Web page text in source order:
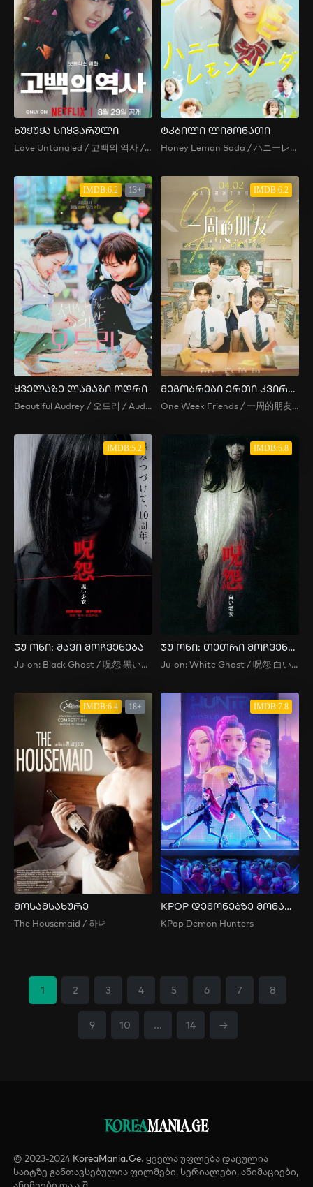
ხუჭუჭა სიყვარული
Love Untangled / 고백의 역사 / History of Confession / Gobaekui Yeoksa
ტკბილი ლიმონათი
Honey Lemon Soda / ハニーレモンソーダ / Haniremonsoda / 青春特調蜂蜜檸檬蘇打
IMDB:6.2 13+
ყველაზე ლამაზი ოდრი
Beautiful Audrey / 오드리 / Audrey / Odeuri
IMDB:6.2
მეგობრები ერთი კვირით
One Week Friends / 一周的朋友 / Yi Zhou De Peng You
IMDB:5.2
ჯუ ონი: შავი მოჩვენება
Ju-on: Black Ghost / 呪怨 黒い少女 / Ju-on: Girl in Black / Ju-on: Kuroi Shoujo / O Grito: A Garota de Preto / The Grudge: Girl in Black / 呪怨 黒い少女
IMDB:5.8
ჯუ ონი: თეთრი მოჩვენება
Ju-on: White Ghost / 呪怨 白い老女 / Ju-on: Old Lady in White , Ju-on: Shiroi Roujo , O Grito: A Senhora de Branco , The Grudge: Old Lady in White , 呪怨 白い老女
IMDB:6.4 18+
მოსამსახურე
The Housemaid / 하녀
IMDB:7.8
KPOP დემონებზე მონადირეები
KPop Demon Hunters
1 2 3 4 5 6 7 8
9 10 ... 14 →
KOREAMANIA.GE
© 2023-2024 KoreaMania.Ge. ყველა უფლება დაცულია
საიტზე განთავსებულია ფილმები, სერიალები, ანიმაციები,
ანიმეები და ა.შ